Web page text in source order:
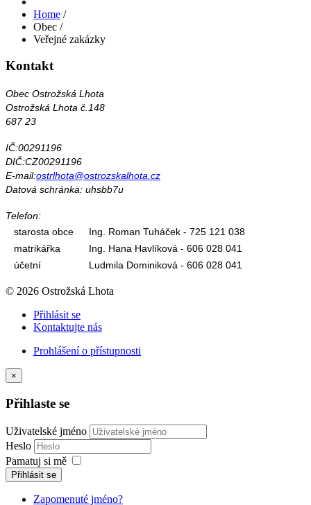
Home /
Obec /
Veřejné zakázky
Kontakt
Obec Ostrožská Lhota
Ostrožská Lhota č.148
687 23
IČ:00291196
DIČ:CZ00291196
E-mail:ostrlhota@ostrozskalhota.cz
Datová schránka: uhsbb7u
Telefon:
starosta obce
Ing. Roman Tuháček - 725 121 038
matrikářka
Ing. Hana Havlíková - 606 028 041
účetní
Ludmila Dominiková - 606 028 041
© 2026 Ostrožská Lhota
Přihlásit se
Kontaktujte nás
Prohlášení o přístupnosti
×
Přihlaste se
Uživatelské jméno
Heslo
Pamatuj si mě
Přihlásit se
Zapomenuté jméno?